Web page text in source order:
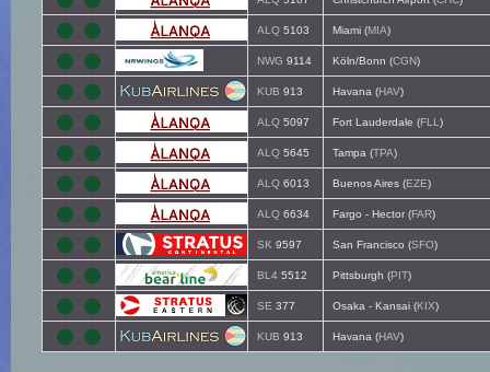
ALQ 5103 Miami (MIA)
NWG 9114 Köln/Bonn (CGN)
KUB 913 Havana (HAV)
ALQ 5097 Fort Lauderdale (FLL )
ALQ 5645 Tampa (TPA)
ALQ 6013 Buenos Aires (EZE)
ALQ 6634 Fargo - Hector (FAR)
SK 9597 San Francisco (SFO)
BL4 5512 Pittsburgh (PIT)
SE 377 Osaka - Kansai (KIX)
KUB 913 Havana (HAV)